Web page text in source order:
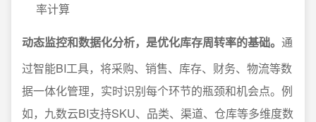
率计算
动态监控和数据化分析，是优化库存周转率的基础。 通
过智能BI工具，将采购、销售、库存、财务、物流等数
据一体化管理，实时识别每个环节的瓶颈和机会点。例
如，九数云BI支持SKU、品类、渠道、仓库等多维度数